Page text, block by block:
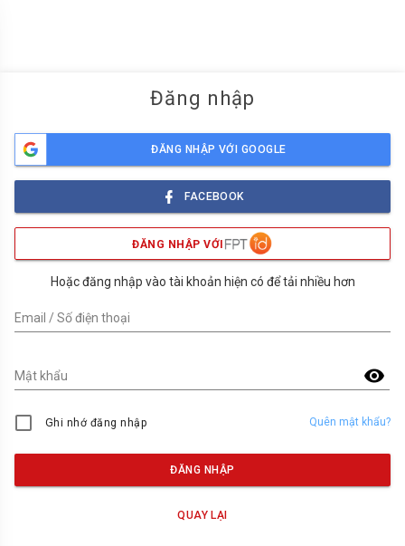
Đăng nhập
ĐĂNG NHẬP VỚI GOOGLE
FACEBOOK
ĐĂNG NHẬP VỚI
Hoặc đăng nhập vào tài khoản hiện có để tải nhiều hơn
Email / Số điện thoại
visibility
Mật khẩu
Ghi nhớ đăng nhập Quên mật khẩu?
ĐĂNG NHẬP
QUAY LẠI